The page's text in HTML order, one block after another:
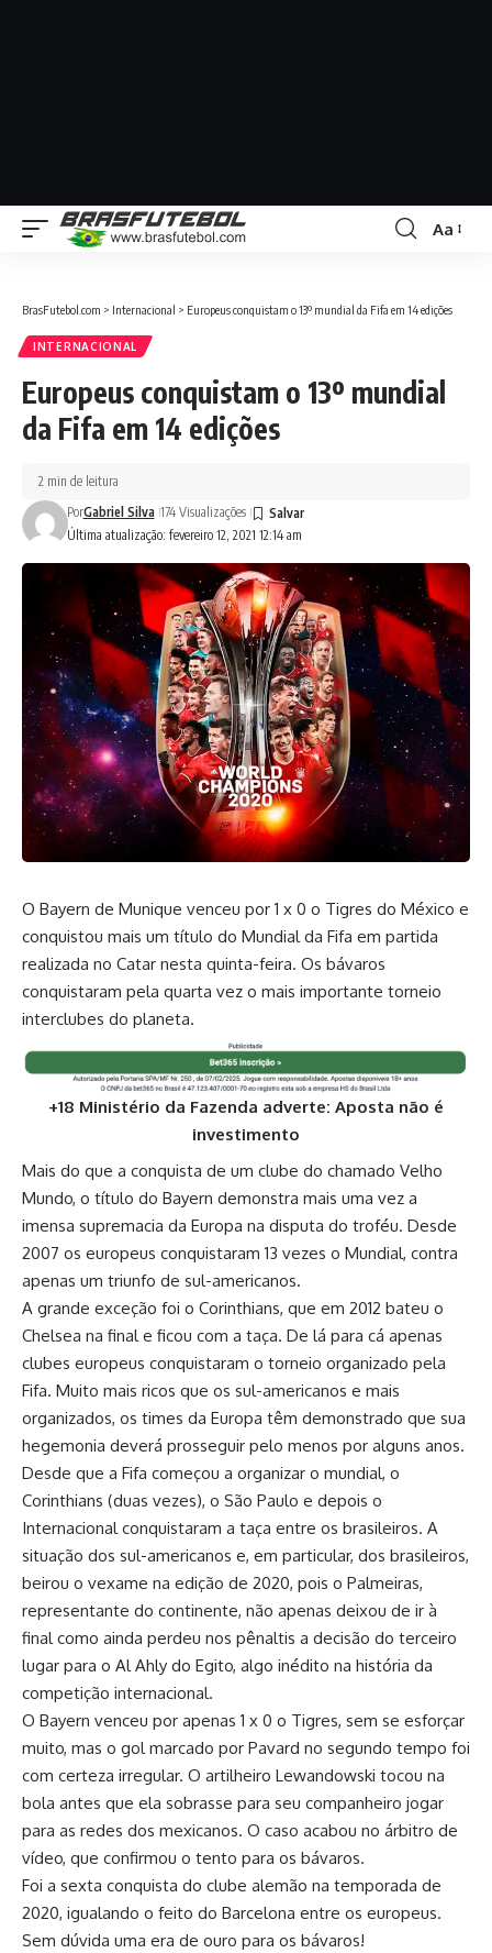
Aa
BrasFutebol.com > Internacional > Europeus conquistam o 13º mundial da Fifa em 14 edições
INTERNACIONAL
Europeus conquistam o 13º mundial
da Fifa em 14 edições
Última atualização: fevereiro 12, 2021 12:14 am
PorGabriel Silva 174 Visualizações
2 min de leitura
O Bayern de Munique venceu por 1 x 0 o Tigres do México e
conquistou mais um título do Mundial da Fifa em partida
realizada no Catar nesta quinta-feira. Os bávaros
conquistaram pela quarta vez o mais importante torneio
interclubes do planeta.
+18 Ministério da Fazenda adverte: Aposta não é
investimento
Mais do que a conquista de um clube do chamado Velho
Mundo, o título do Bayern demonstra mais uma vez a
imensa supremacia da Europa na disputa do troféu. Desde
2007 os europeus conquistaram 13 vezes o Mundial, contra
apenas um triunfo de sul-americanos.
A grande exceção foi o Corinthians, que em 2012 bateu o
Chelsea na final e ficou com a taça. De lá para cá apenas
clubes europeus conquistaram o torneio organizado pela
Fifa. Muito mais ricos que os sul-americanos e mais
organizados, os times da Europa têm demonstrado que sua
hegemonia deverá prosseguir pelo menos por alguns anos.
Desde que a Fifa começou a organizar o mundial, o
Corinthians (duas vezes), o São Paulo e depois o
Internacional conquistaram a taça entre os brasileiros. A
situação dos sul-americanos e, em particular, dos brasileiros,
beirou o vexame na edição de 2020, pois o Palmeiras,
representante do continente, não apenas deixou de ir à
final como ainda perdeu nos pênaltis a decisão do terceiro
lugar para o Al Ahly do Egito, algo inédito na história da
competição internacional.
O Bayern venceu por apenas 1 x 0 o Tigres, sem se esforçar
muito, mas o gol marcado por Pavard no segundo tempo foi
com certeza irregular. O artilheiro Lewandowski tocou na
bola antes que ela sobrasse para seu companheiro jogar
para as redes dos mexicanos. O caso acabou no árbitro de
vídeo, que confirmou o tento para os bávaros.
Foi a sexta conquista do clube alemão na temporada de
2020, igualando o feito do Barcelona entre os europeus.
Sem dúvida uma era de ouro para os bávaros!